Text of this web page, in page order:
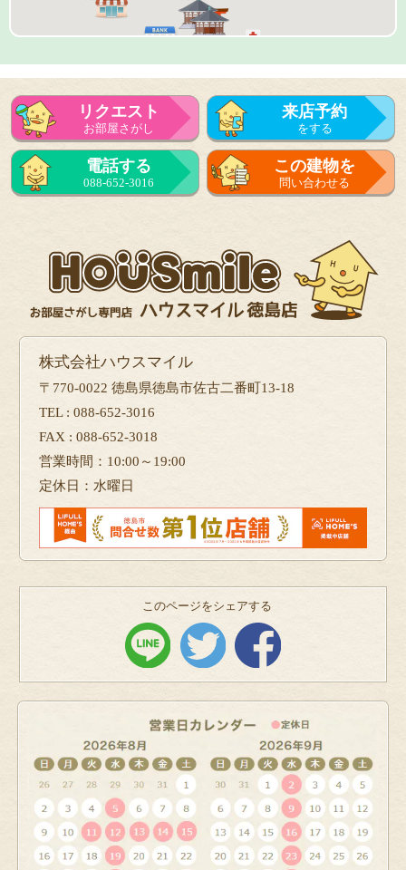
リクエスト
お部屋さがし
来店予約
をする
来店予約
をする
電話する
088-652-3016
この建物を
問い合わせる
株式会社ハウスマイル
〒770-0022 徳島県徳島市佐古二番町13-18
TEL : 088-652-3016
FAX : 088-652-3018
営業時間：10:00～19:00
定休日：水曜日
このページをシェアする